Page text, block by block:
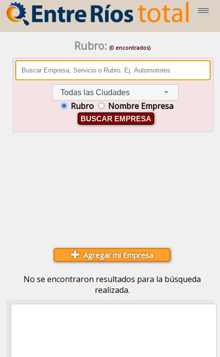
Rubro: (0 encontrados)
Todas las Ciudades
Rubro Nombre Empresa
BUSCAR EMPRESA
Agregar mi Empresa
No se encontraron resultados para la búsqueda
realizada.